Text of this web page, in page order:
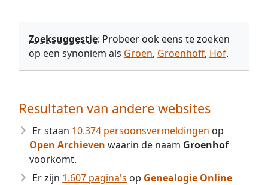
Zoeksuggestie: Probeer ook eens te zoeken
op een synoniem als Groen, Groenhoff, Hof.
Resultaten van andere websites
Er staan 10.374 persoonsvermeldingen op
Open Archieven waarin de naam Groenhof
voorkomt.
Er zijn 1.607 pagina's op Genealogie Online